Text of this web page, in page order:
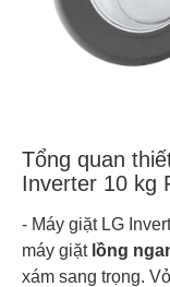
Tổng quan
Inverter 10 kg
- Máy giặt LG
máy giặt lồng
xám sang trọng.